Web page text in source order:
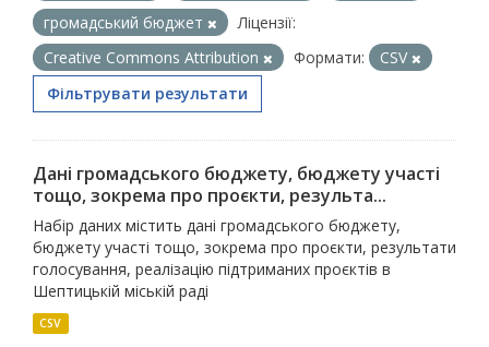
громадський бюджет
Ліцензії:
Creative Commons Attribution
Формати:
CSV
Фільтрувати результати
Дані громадського бюджету, бюджету участі
тощо, зокрема про проєкти, результа...
Набір даних містить дані громадського бюджету,
бюджету участі тощо, зокрема про проєкти, результати
голосування, реалізацію підтриманих проєктів в
Шептицькій міській раді
CSV